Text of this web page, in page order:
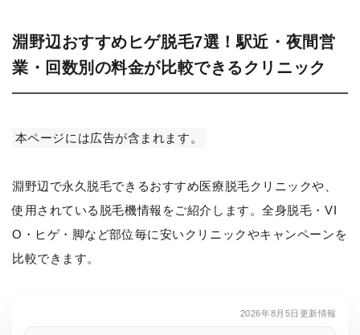
淵野辺おすすめヒゲ脱毛7選！駅近・夜間営
業・回数別の料金が比較できるクリニック
本ページには広告が含まれます。
淵野辺で永久脱毛できるおすすめ医療脱毛クリニックや、
使用されている脱毛機情報をご紹介します。全身脱毛・VI
O・ヒゲ・脚など部位毎に安いクリニックやキャンペーンを
比較できます。
2026年8月5日更新情報